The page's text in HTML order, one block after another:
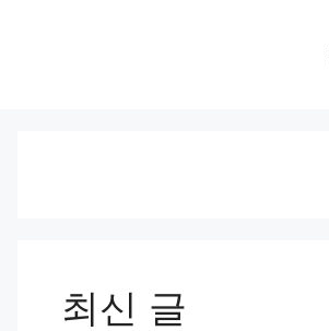
최신 글